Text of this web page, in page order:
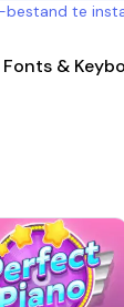
bestand te
&